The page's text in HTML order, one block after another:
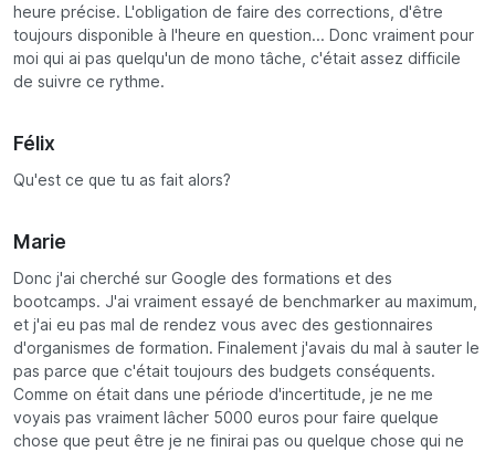
heure précise. L'obligation de faire des corrections, d'être
toujours disponible à l'heure en question... Donc vraiment pour
moi qui ai pas quelqu'un de mono tâche, c'était assez difficile
de suivre ce rythme.
Félix
Qu'est ce que tu as fait alors?
Marie
Donc j'ai cherché sur Google des formations et des
bootcamps. J'ai vraiment essayé de benchmarker au maximum,
et j'ai eu pas mal de rendez vous avec des gestionnaires
d'organismes de formation. Finalement j'avais du mal à sauter le
pas parce que c'était toujours des budgets conséquents.
Comme on était dans une période d'incertitude, je ne me
voyais pas vraiment lâcher 5000 euros pour faire quelque
chose que peut être je ne finirai pas ou quelque chose qui ne